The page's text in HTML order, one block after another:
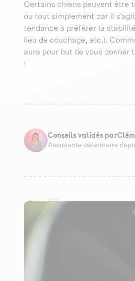
Certains chiens peuvent être
ou tout simplement car il
tendance à préférer la
lieu de couchage, etc.).
aura pour but de vous donner
!
Conseils validés par
Assistante vétérinaire